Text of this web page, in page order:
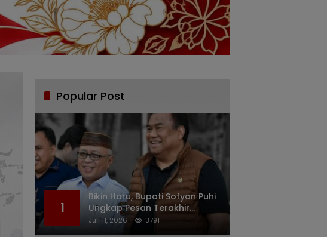
Popular Post
1
Bikin Haru, Bupati Sofyan Puhi
Ungkap Pesan Terakhir
Rachmat Gobel Sehari
Sebelum Wafat
Juli 11, 2026 3791